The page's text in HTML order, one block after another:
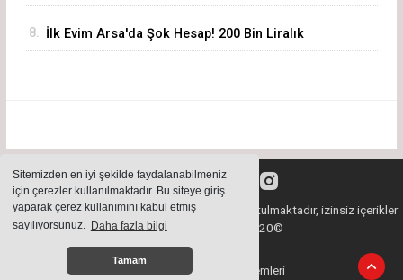
Sitemizden en iyi şekilde faydalanabilmeniz
için çerezler kullanılmaktadır. Bu siteye giriş
yaparak çerez kullanımını kabul etmiş
sayılıyorsunuz. Daha fazla bilgi
Tamam
8. İlk Evim Arsa'da Şok Hesap! 200 Bin Liralık
Sitemizde bulunan içeriklerin tüm hakları saklı tutulmaktadır, izinsiz içerikler
kullanılamaz. Copyright 2020©
Haber Yazılımı: Haber Sistemleri